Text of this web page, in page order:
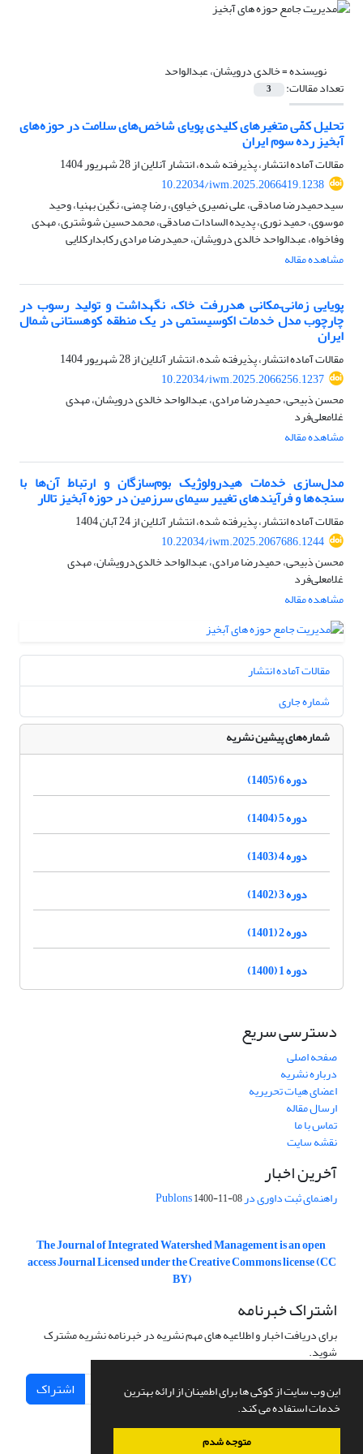
این وب سایت از کوکی ها برای اطمینان از ارائه بهترین
خدمات استفاده می کند.
متوجه شدم
نویسنده =خالدی درویشان، عبدالواحد
تعداد مقالات: 3
تحلیل کمّی متغیرهای کلیدی پویای شاخص‌های سلامت در حوزه‌های
آبخیز رده سوم ایران
مقالات آماده انتشار، پذیرفته شده، انتشار آنلاین از28 شهریور 1404
10.22034/iwm.2025.2066419.1238
سیدحمیدرضا صادقی، علی نصیری خیاوی، رضا چمنی، نگین بهنیا، وحید
موسوی، حمید نوری، پدیده السادات صادقی، محمدحسین شوشتری، مهدی
وفاخواه، عبدالواحد خالدی درویشان، حمیدرضا مرادی رکابدارکلایی
مشاهده مقاله
پویایی زمانی–مکانی هدررفت خاک، نگهداشت و تولید رسوب در
چارچوب مدل خدمات اکوسیستمی در یک منطقه کوهستانی شمال
ایران
مقالات آماده انتشار، پذیرفته شده، انتشار آنلاین از28 شهریور 1404
10.22034/iwm.2025.2066256.1237
محسن ذبیحی، حمیدرضا مرادی، عبدالواحد خالدی درویشان، مهدی
غلامعلی‌فرد
مشاهده مقاله
مدل‌سازی خدمات هیدرولوژیک بوم‌سازگان و ارتباط آن‌ها با
سنجه‌ها و فرآیندهای تغییر سیمای سرزمین در حوزه آبخیز تالار
مقالات آماده انتشار، پذیرفته شده، انتشار آنلاین از24 آبان 1404
10.22034/iwm.2025.2067686.1244
محسن ذبیحی، حمیدرضا مرادی، عبدالواحد خالدی‌درویشان، مهدی
غلامعلی‌فرد
مشاهده مقاله
مقالات آماده انتشار
شماره جاری
شماره‌های پیشین نشریه
دوره 6 (1405)
دوره 5 (1404)
دوره 4 (1403)
دوره 3 (1402)
دوره 2 (1401)
دوره 1 (1400)
دسترسی سریع
صفحه اصلی
درباره نشریه
اعضای هیات تحریریه
ارسال مقاله
تماس با ما
نقشه سایت
آخرین اخبار
راهنمای ثبت داوری در Publons1400-11-08
The Journal of Integrated Watershed Management is an open
access Journal Licensed under the Creative Commons license (CC
BY)
اشتراک خبرنامه
برای دریافت اخبار و اطلاعیه های مهم نشریه در خبرنامه نشریه مشترک
شوید.
اشتراک